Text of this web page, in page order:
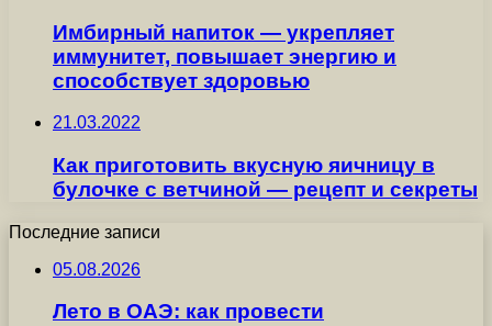
Имбирный напиток — укрепляет
иммунитет, повышает энергию и
способствует здоровью
21.03.2022
Как приготовить вкусную яичницу в
булочке с ветчиной — рецепт и секреты
Последние записи
05.08.2026
Лето в ОАЭ: как провести